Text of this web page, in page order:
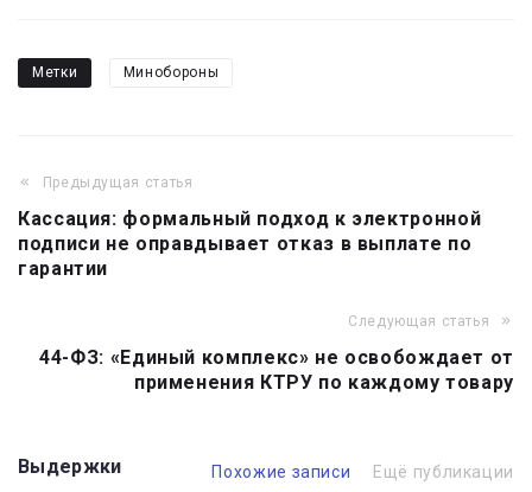
Метки Минобороны
Навигация
по
записям
Предыдущая статья
Кассация: формальный подход к электронной
подписи не оправдывает отказ в выплате по
гарантии
Следующая статья
44-ФЗ: «Единый комплекс» не освобождает от
применения КТРУ по каждому товару
Выдержки Похожие записи Ещё публикации